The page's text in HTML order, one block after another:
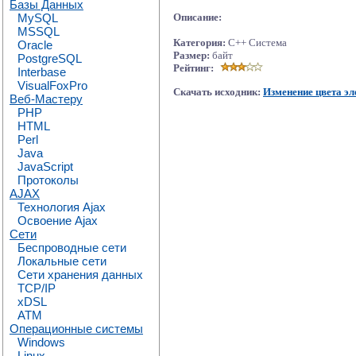
Базы Данных
MySQL
MSSQL
Oracle
PostgreSQL
Interbase
VisualFoxPro
Веб-Мастеру
PHP
HTML
Perl
Java
JavaScript
Протоколы
AJAX
Технология Ajax
Освоение Ajax
Сети
Беспроводные сети
Локальные сети
Сети хранения данных
TCP/IP
xDSL
ATM
Операционные системы
Windows
Описание:
Категория: C++ Система
Размер: байт
Рейтинг:
Скачать исходник: Изменение цвета